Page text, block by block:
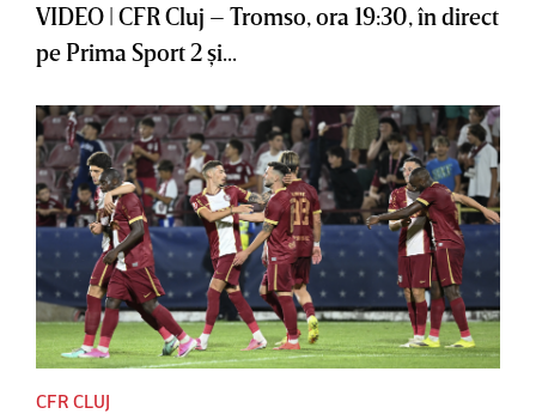
VIDEO | CFR Cluj – Tromso, ora 19:30, în direct
pe Prima Sport 2 şi...
CFR CLUJ